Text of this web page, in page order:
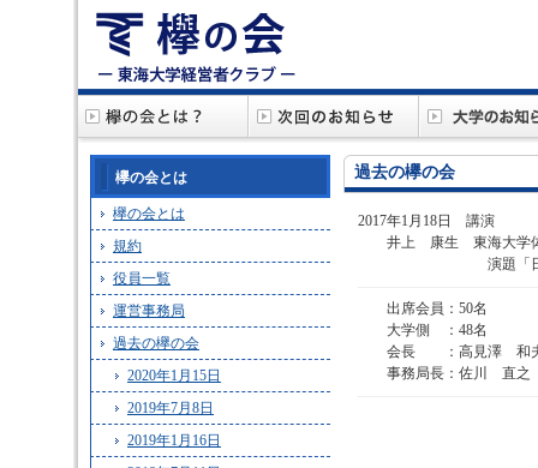
欅の会とは
欅の会とは
規約
役員一覧
運営事務局
過去の欅の会
2020年1月15日
2019年7月8日
2019年1月16日
過去の欅の会
2017年1月18日 講演
井上 康生 東海大学体
演題「日本柔道
出席会員：50名
大学側 ：48名
会長 ：高見澤 和
事務局長：佐川 直之